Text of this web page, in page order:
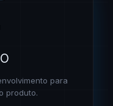
para
produto.